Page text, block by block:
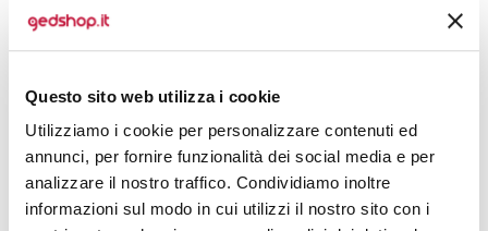
Questo sito web utilizza i cookie
Utilizziamo i cookie per personalizzare contenuti ed
annunci, per fornire funzionalità dei social media e per
analizzare il nostro traffico. Condividiamo inoltre
informazioni sul modo in cui utilizzi il nostro sito con i
50
€ 10,26
500 € 8,42 € 9,74
1000 € 8,03 € 8,70